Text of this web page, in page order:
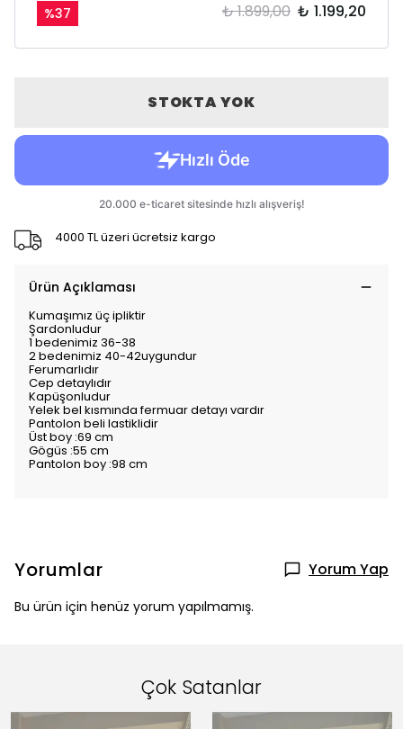
%37 ₺ 1.899,00 ₺ 1.199,20
STOKTA YOK
4000 TL üzeri ücretsiz kargo
Ürün Açıklaması
Kumaşımız üç ipliktir
Şardonludur
1 bedenimiz 36-38
2 bedenimiz 40-42uygundur
Ferumarlıdır
Cep detaylıdır
Kapüşonludur
Yelek bel kısmında fermuar detayı vardır
Pantolon beli lastiklidir
Üst boy :69 cm
Gögüs :55 cm
Pantolon boy :98 cm
Yorumlar Yorum Yap
Bu ürün için henüz yorum yapılmamış.
Çok Satanlar